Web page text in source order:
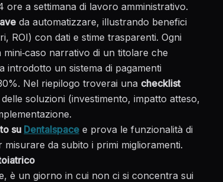
a settimana di lavoro amministrativo.
da automatizzare, illustrando benefici
ROI) con dati e stime trasparenti. Ogni
narrativo di un titolare che
introdotto un sistema di pagamenti
Nel riepilogo troverai una checklist
soluzioni (investimento, impatto atteso,
su Dentalspace e prova le funzionalità di
da subito i primi miglioramenti.
è un giorno in cui non ci si concentra sui